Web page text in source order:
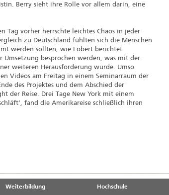
Berry sieht ihre Rolle vor allem darin, eine
Tag vorher herrschte leichtes Chaos in jeder
zu Deutschland fühlten sich die Menschen
werden sollten, wie Löbert berichtet.
besprochen werden, was mit der
weiteren Herausforderung wurde. Umso
Videos am Freitag in einem Seminarraum der
des Projektes und dem Abschied der
der Reise. Drei Tage New York mit einem
fand die Amerikareise schließlich ihren
Weiterbildung Hochschule